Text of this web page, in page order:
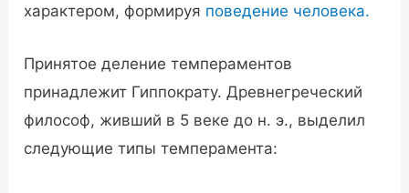
характером, формируя поведение человека.
Принятое деление темпераментов
принадлежит Гиппократу. Древнегреческий
философ, живший в 5 веке до н. э., выделил
следующие типы темперамента: